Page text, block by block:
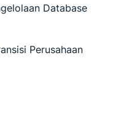
Database
Perusahaan